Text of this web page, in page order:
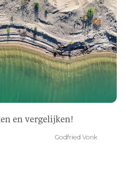
en vergelijken!
Godfried Vonk